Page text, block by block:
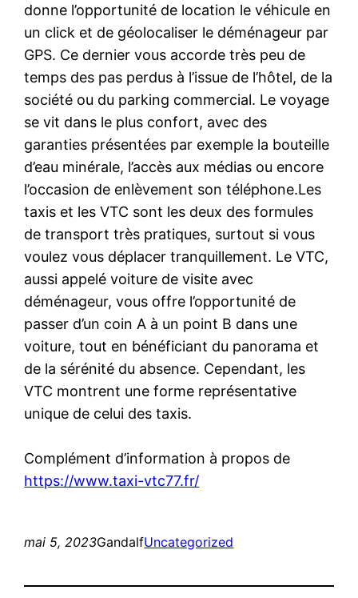
donne l’opportunité de location le véhicule en
un click et de géolocaliser le déménageur par
GPS. Ce dernier vous accorde très peu de
temps des pas perdus à l’issue de l’hôtel, de la
société ou du parking commercial. Le voyage
se vit dans le plus confort, avec des
garanties présentées par exemple la bouteille
d’eau minérale, l’accès aux médias ou encore
l’occasion de enlèvement son téléphone.Les
taxis et les VTC sont les deux des formules
de transport très pratiques, surtout si vous
voulez vous déplacer tranquillement. Le VTC,
aussi appelé voiture de visite avec
déménageur, vous offre l’opportunité de
passer d’un coin A à un point B dans une
voiture, tout en bénéficiant du panorama et
de la sérénité du absence. Cependant, les
VTC montrent une forme représentative
unique de celui des taxis.
Complément d’information à propos de
https://www.taxi-vtc77.fr/
mai 5, 2023GandalfUncategorized